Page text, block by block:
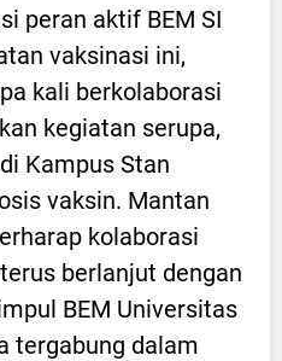
peran aktif BEM SI
vaksinasi ini,
kali berkolaborasi
kegiatan serupa,
Kampus Stan
vaksin. Mantan
kolaborasi
berlanjut dengan
BEM Universitas
tergabung dalam